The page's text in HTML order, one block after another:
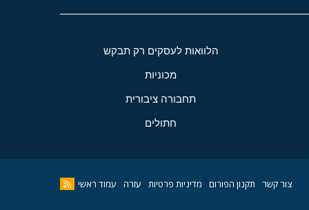
הלוואות לעסקים רק תבקש
מכוניות
תחבורה ציבורית
חתולים
צור קשר תקנון הפורום מדיניות פרטיות עזרה עמוד ראשי